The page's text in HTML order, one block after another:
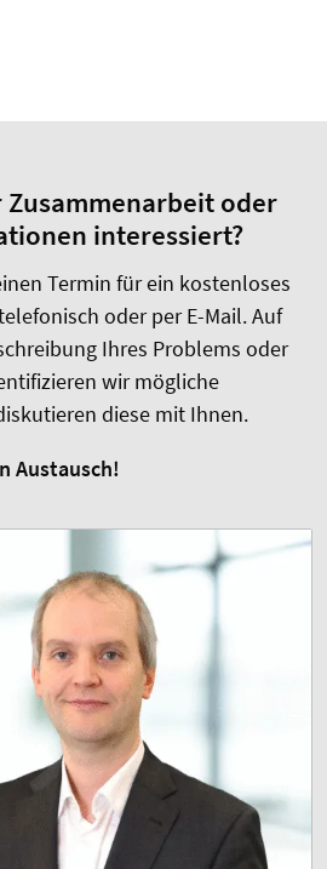
Zusammenarbeit oder
interessiert?
Termin für ein kostenloses
oder per E-Mail. Auf
Ihres Problems oder
wir mögliche
diese mit Ihnen.
Austausch!